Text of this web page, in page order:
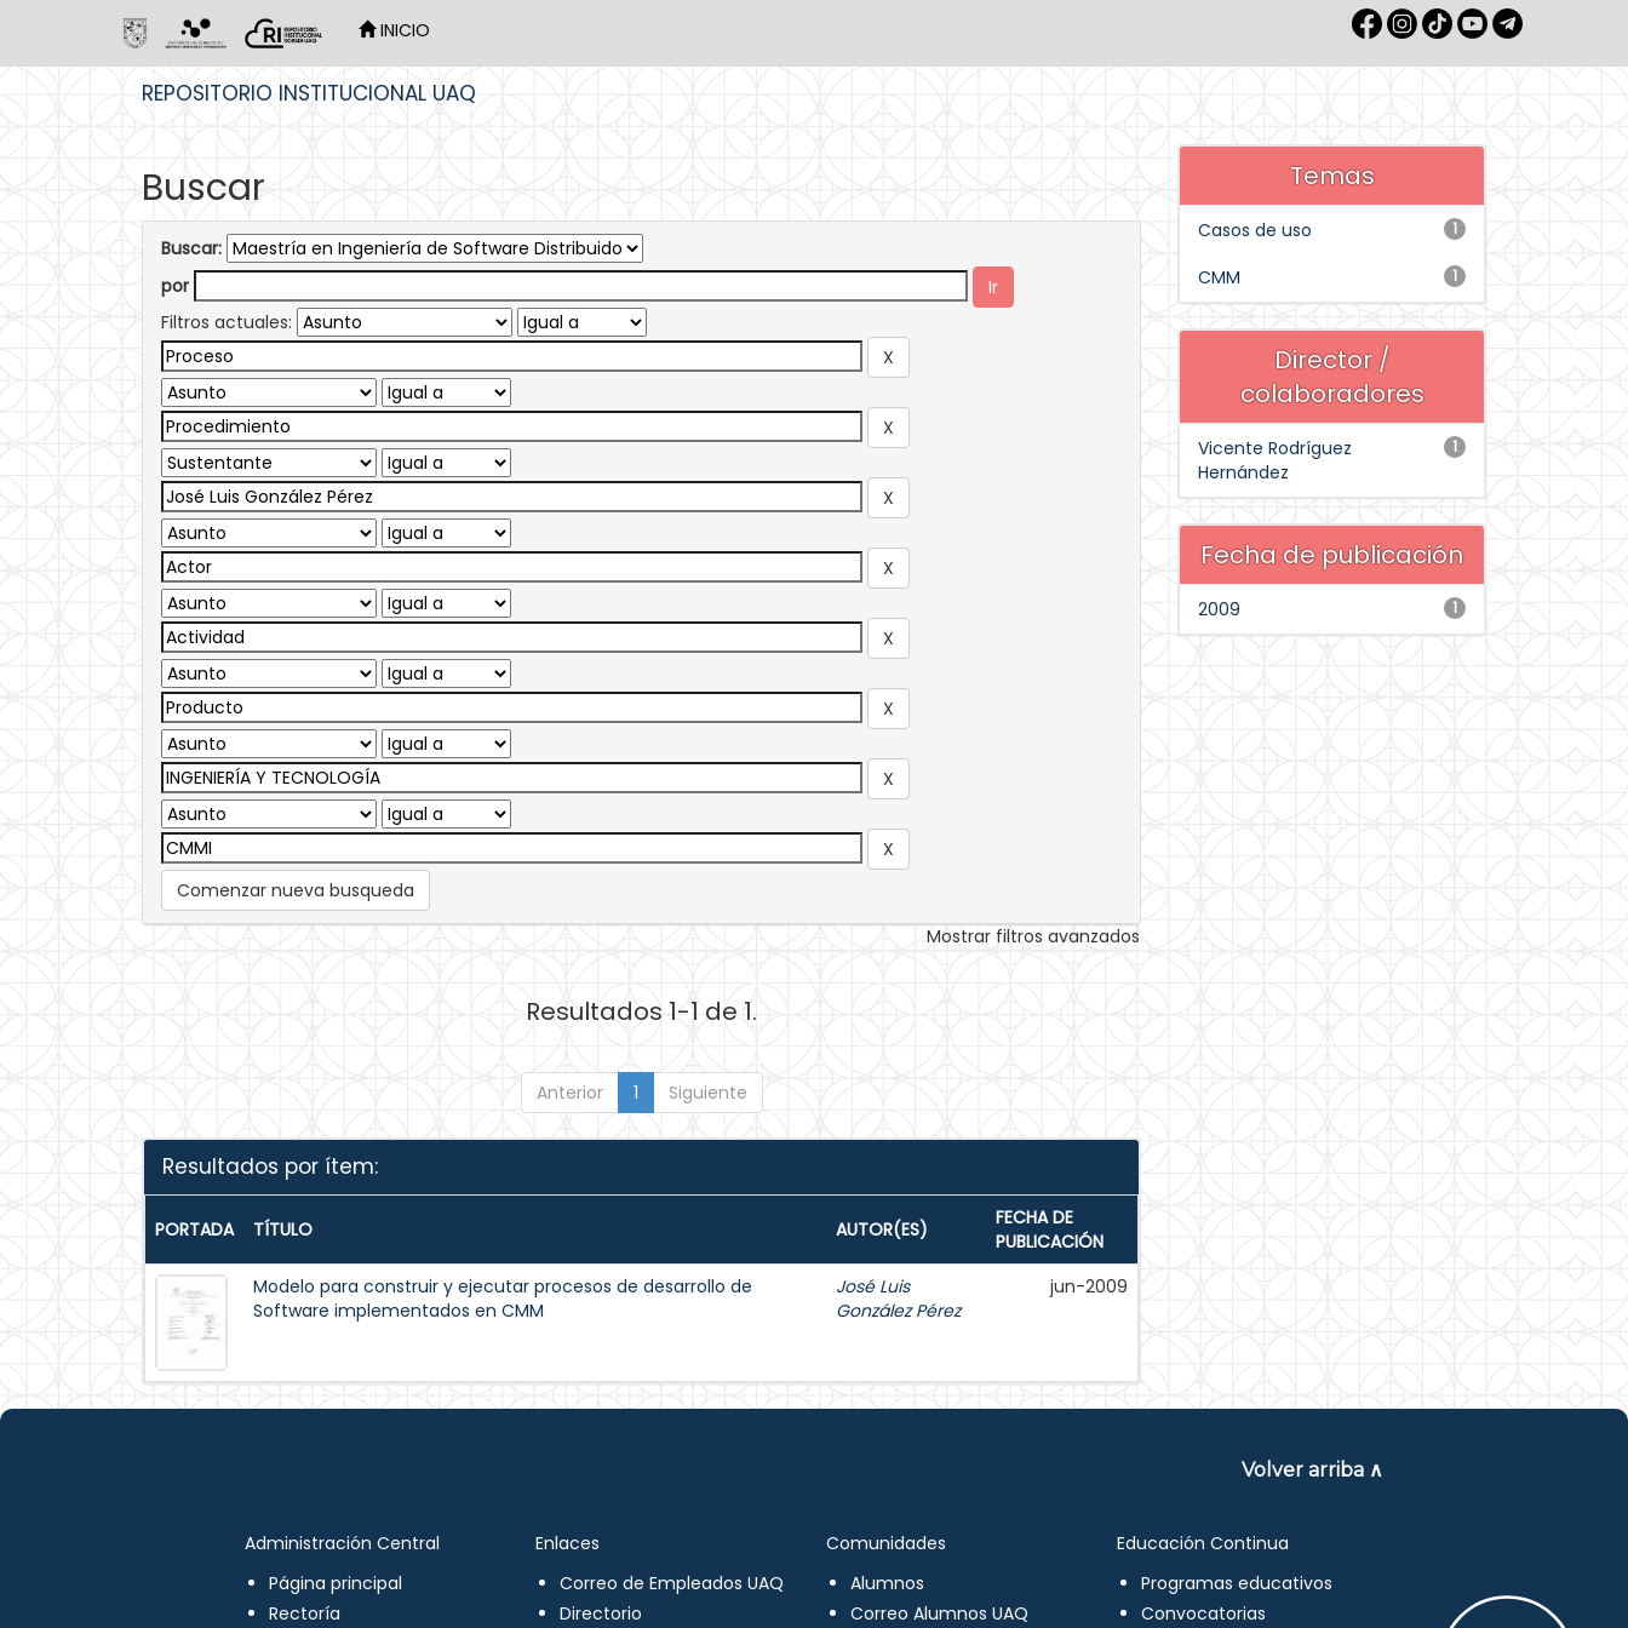
INICIO
REPOSITORIO INSTITUCIONAL UAQ
Buscar
Buscar:
por
Filtros actuales:
Comenzar nueva busqueda
Mostrar filtros avanzados
Resultados 1-1 de 1.
Anterior 1 Siguiente
Resultados por ítem:
PORTADA TÍTULO AUTOR(ES)
FECHA DE
PUBLICACIÓN
Modelo para construir y ejecutar procesos de desarrollo de
Software implementados en CMM
José Luis
González Pérez
jun-2009
Temas
1
Casos de uso
1
CMM
Director /
colaboradores
1
Vicente Rodríguez
Hernández
Fecha de publicación
1
2009
Volver arriba ∧
Administración Central
Página principal
Rectoría
Enlaces
Correo de Empleados UAQ
Directorio
Comunidades
Alumnos
Correo Alumnos UAQ
Educación Continua
Programas educativos
Convocatorias